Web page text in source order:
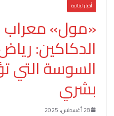
أخبار لبنانية
«مول» معراب
الدكاكين:
السوسة التي
بشري
28 أغسطس، 2025